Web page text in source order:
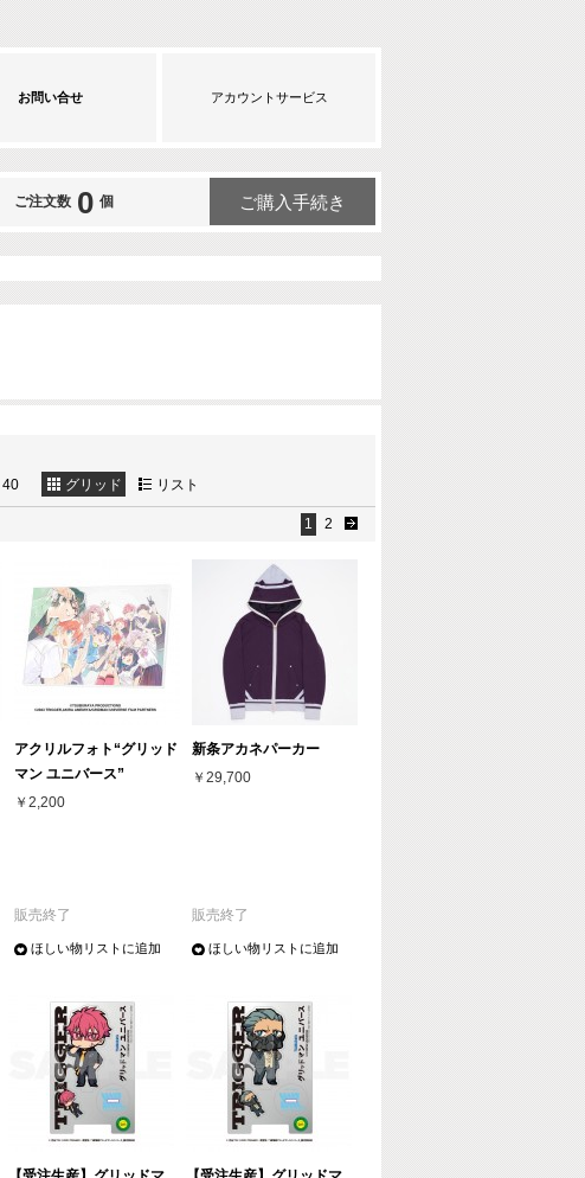
アカウントサービス
お問い合せ
ご注文数 0 個 ご購入手続き
40 グリッド リスト
1 2
アクリルフォト“グリッド
マン ユニバース”
￥2,200
販売終了
ほしい物リストに追加
新条アカネパーカー
￥29,700
販売終了
ほしい物リストに追加